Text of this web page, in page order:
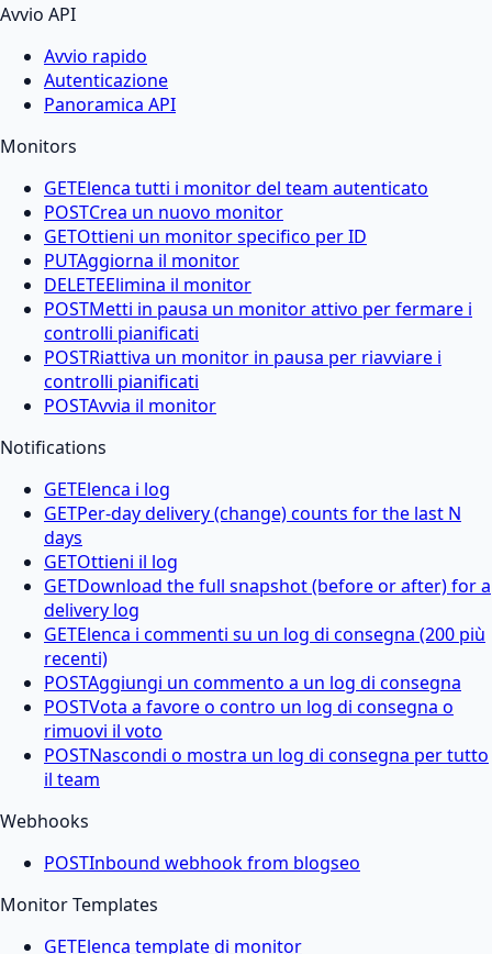
Avvio API
Avvio rapido
Autenticazione
Panoramica API
Monitors
GETElenca tutti i monitor del team autenticato
POSTCrea un nuovo monitor
GETOttieni un monitor specifico per ID
PUTAggiorna il monitor
DELETEElimina il monitor
POSTMetti in pausa un monitor attivo per fermare i
controlli pianificati
POSTRiattiva un monitor in pausa per riavviare i
controlli pianificati
POSTAvvia il monitor
Notifications
GETElenca i log
GETPer-day delivery (change) counts for the last N
days
GETOttieni il log
GETDownload the full snapshot (before or after) for a
delivery log
GETElenca i commenti su un log di consegna (200 più
recenti)
POSTAggiungi un commento a un log di consegna
POSTVota a favore o contro un log di consegna o
rimuovi il voto
POSTNascondi o mostra un log di consegna per tutto
il team
Webhooks
POSTInbound webhook from blogseo
Monitor Templates
GETElenca template di monitor